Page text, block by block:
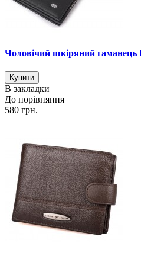
Чоловічий шкіряний гаманець
В закладки
До порівняння
580 грн.